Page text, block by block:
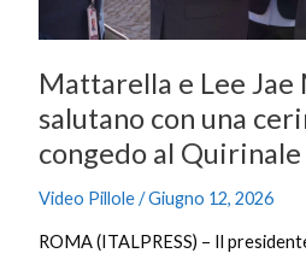
Mattarella e Lee Jae
salutano con una
congedo al Quirinale
Video Pillole/Giugno 12, 2026
ROMA (ITALPRESS) – Il
di
congedo
Quirinale